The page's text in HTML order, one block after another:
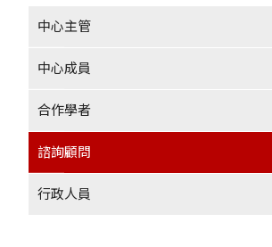
中心主管
中心成員
合作學者
諮詢顧問
行政人員